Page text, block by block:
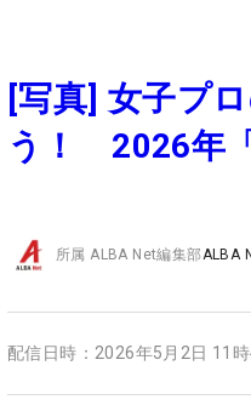
[写真] 女子プ
う！ 2026年
所属ALBA Net編集部ALBA
配信日時： 2026年5月2日 11